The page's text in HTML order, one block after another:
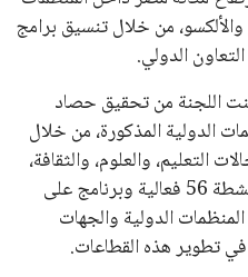
من خلال تنسيق برامج
الدولي.
2025/2026، تمكنت اللجنة من تحقيق حصاد
الدولية المذكورة، من خلال
التعليم، والعلوم، والثقافة،
وبناء القدرات. وقد شملت تلك الأنشطة 56 فعالية وبرنامج على
الدولية والجهات
تطوير هذه القطاعات.